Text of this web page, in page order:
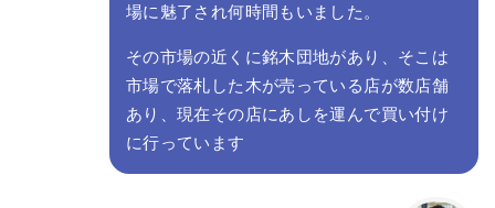
場に魅了され何時間もいました。
その市場の近くに銘木団地があり、そこは
市場で落札した木が売っている店が数店舗
あり、現在その店にあしを運んで買い付け
に行っています